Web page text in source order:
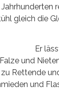
gleich die
Er
und
zu Rettende
und